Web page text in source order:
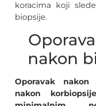
koracima koji
biopsije.
nakon
Oporavak
nakon